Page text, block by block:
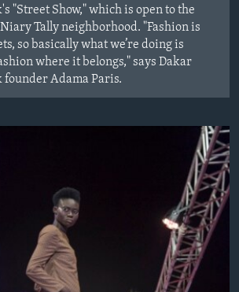
"Street Show," which is open to the
Tally neighborhood. "Fashion is
so basically what we’re doing is
where it belongs," says Dakar
founder Adama Paris.